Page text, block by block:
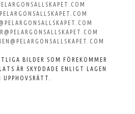
BILDER SOM FÖREKOMMER
ÄR SKYDDADE ENLIGT LAGEN
UPPHOVSRÄTT.